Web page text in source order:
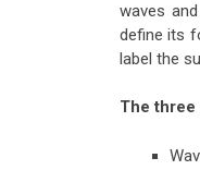
waves
define its
label the
The three